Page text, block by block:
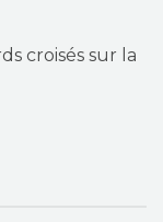
croisés sur la